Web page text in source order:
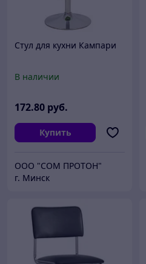
Стул для кухни Кампари
В наличии
172.80 руб.
Купить
ООО "СОМ ПРОТОН"
г. Минск